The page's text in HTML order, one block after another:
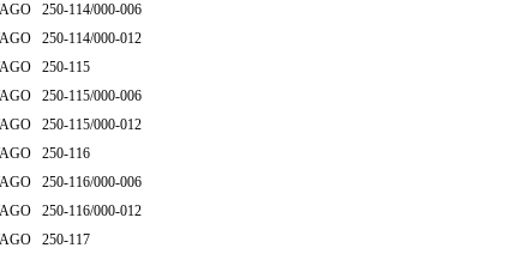
250-114/000-006
250-114/000-012
250-115
250-115/000-006
250-115/000-012
250-116
250-116/000-006
250-116/000-012
250-117